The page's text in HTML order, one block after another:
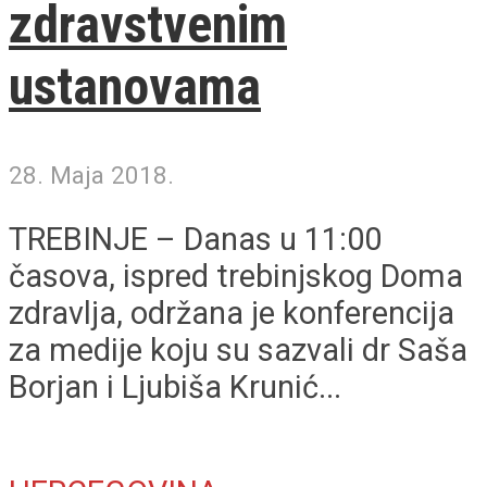
zdravstvenim
ustanovama
28. Maja 2018.
TREBINJE – Danas u 11:00
časova, ispred trebinjskog Doma
zdravlja, održana je konferencija
za medije koju su sazvali dr Saša
Borjan i Ljubiša Krunić...